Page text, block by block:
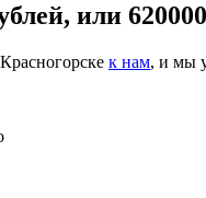
или
к нам, и мы